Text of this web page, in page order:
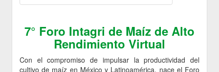
7° Foro Intagri de Maíz de Alto
Rendimiento Virtual
Con el compromiso de impulsar la productividad del
cultivo de maíz en México y Latinoamérica, nace el Foro